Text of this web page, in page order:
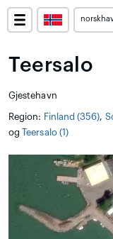
Teersalo
Gjestehavn
Region: Finland (356),
ogTeersalo (1)